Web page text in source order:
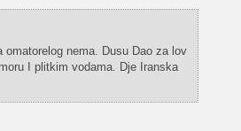
omatorelog nema. Dusu Dao za lov
I plitkim vodama. Dje Iranska